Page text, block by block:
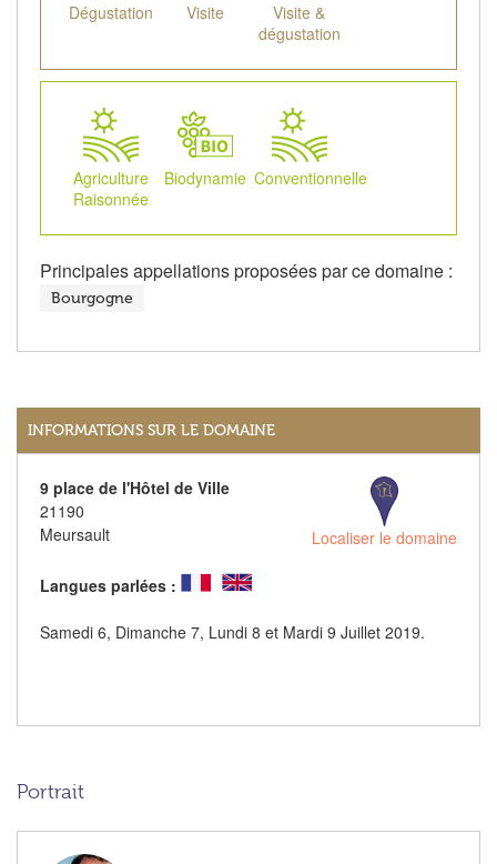
Dégustation Visite
Visite &
dégustation
Agriculture
Raisonnée
Biodynamie Conventionnelle
Principales appellations proposées par ce domaine :
Bourgogne
INFORMATIONS SUR LE DOMAINE
9 place de l'Hôtel de Ville
21190
Meursault
Localiser le domaine
Langues parlées :
Samedi 6, Dimanche 7, Lundi 8 et Mardi 9 Juillet 2019.
Portrait